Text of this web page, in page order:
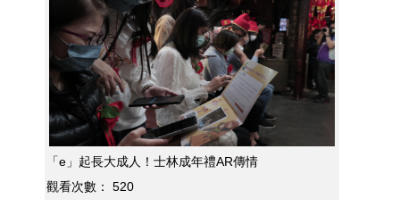
「e」起長大成人！士林成年禮AR傳情
觀看次數：
520